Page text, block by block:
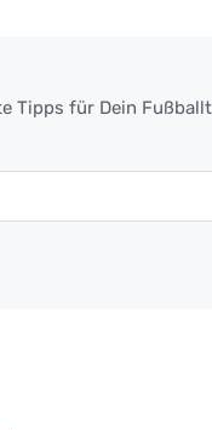
Tipps für Dein